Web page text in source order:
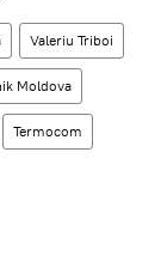
Valeriu Triboi
Moldova
Termocom